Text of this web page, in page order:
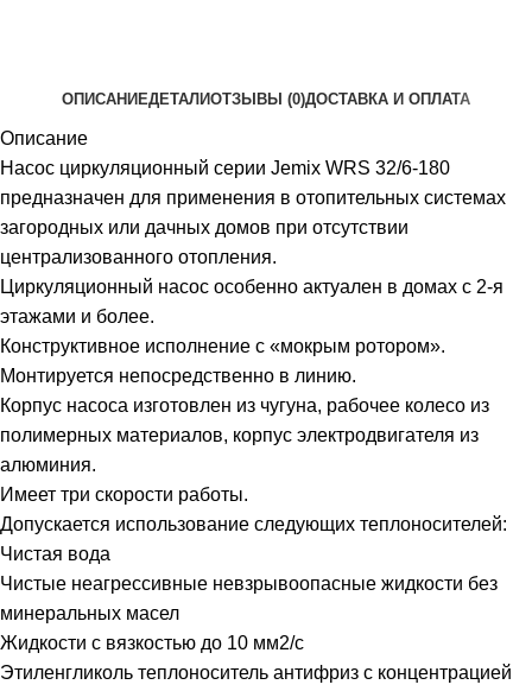
ОПИСАНИЕДЕТАЛИОТЗЫВЫ (0)ДОСТАВКА И ОПЛАТА
Описание
Насос циркуляционный серии Jemix WRS 32/6-180
предназначен для применения в отопительных системах
загородных или дачных домов при отсутствии
централизованного отопления.
Циркуляционный насос особенно актуален в домах с 2-я
этажами и более.
Конструктивное исполнение с «мокрым ротором».
Монтируется непосредственно в линию.
Корпус насоса изготовлен из чугуна, рабочее колесо из
полимерных материалов, корпус электродвигателя из
алюминия.
Имеет три скорости работы.
Допускается использование следующих теплоносителей:
Чистая вода
Чистые неагрессивные невзрывоопасные жидкости без
минеральных масел
Жидкости с вязкостью до 10 мм2/с
Этиленгликоль теплоноситель антифриз с концентрацией